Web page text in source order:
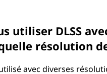
utiliser DLSS
résolution
avec diverses